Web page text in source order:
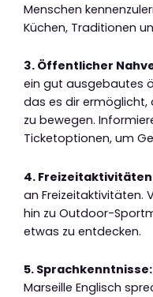
Menschen
Küchen, Traditionen
3. Öffentlicher
ein gut ausgebautes
das es dir
zu bewegen.
Ticketoptionen, um
4.
an Freizeitaktivitäten.
hin zu Outdoor-
etwas zu entdecken.
5. Sprachkenntnisse:
Marseille Englisch